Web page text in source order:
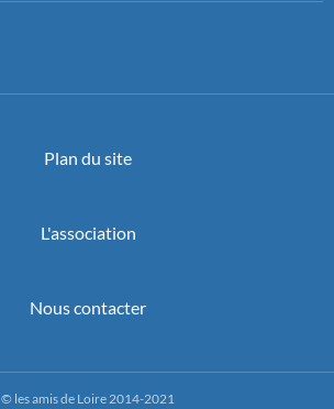
Plan du site
L'association
Nous contacter
© les amis de Loire 2014-2021